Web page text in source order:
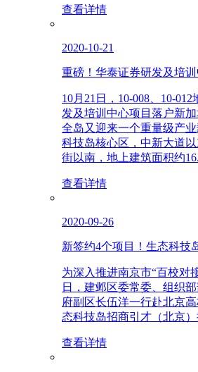
查看详情
2020-10-21
重磅！华泰证券研发及培
10月21日，10-008、10-
发及培训中心项目落户新加
全岛又迎来一个重量级产
科技岛核心区，中新大道
街以南，地上建筑面积约
查看详情
2020-09-26
新签约4个项目！生态科技
为深入推进南京市“百校对
日，建邺区委常委、组织
府副区长伍洋一行赴北京
态科技岛招商引才（北京）
查看详情